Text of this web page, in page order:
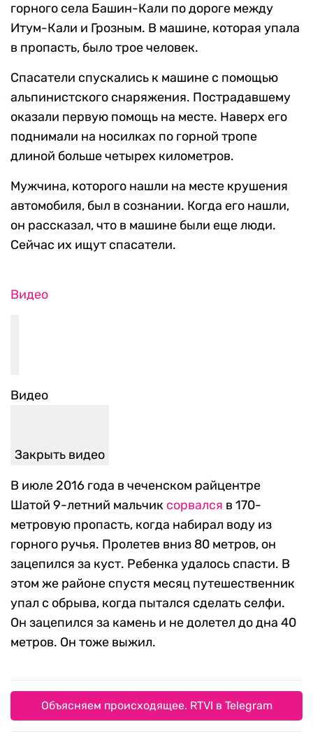
горного села Башин-Кали по дороге между
Итум-Кали и Грозным. В машине, которая упала
в пропасть, было трое человек.
Спасатели спускались к машине с помощью
альпинистского снаряжения. Пострадавшему
оказали первую помощь на месте. Наверх его
поднимали на носилках по горной тропе
длиной больше четырех километров.
Мужчина, которого нашли на месте крушения
автомобиля, был в сознании. Когда его нашли,
он рассказал, что в машине были еще люди.
Сейчас их ищут спасатели.
Видео
Видео
Закрыть видео
В июле 2016 года в чеченском райцентре
Шатой 9-летний мальчик сорвался в 170-
метровую пропасть, когда набирал воду из
горного ручья. Пролетев вниз 80 метров, он
зацепился за куст. Ребенка удалось спасти. В
этом же районе спустя месяц путешественник
упал с обрыва, когда пытался сделать селфи.
Он зацепился за камень и не долетел до дна 40
метров. Он тоже выжил.
Объясняем происходящее. RTVI в Telegram